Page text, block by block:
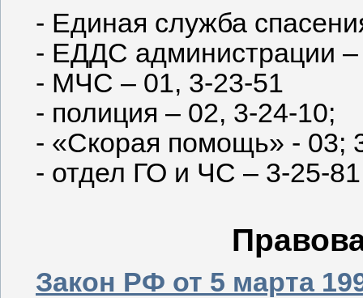
- Единая служба
- ЕДДС администрации –
- МЧС – 01, 3-23-51
- полиция – 02, 3-24-10;
- «Скорая помощь» - 03;
- отдел ГО и ЧС – 3-25-
Закон РФ от 5 марта